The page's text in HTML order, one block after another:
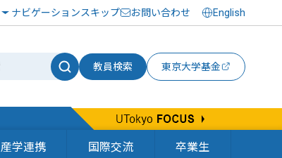
ナビゲーションスキップ お問い合わせ English
教員検索 東京大学基金
産学連携 国際交流 卒業生